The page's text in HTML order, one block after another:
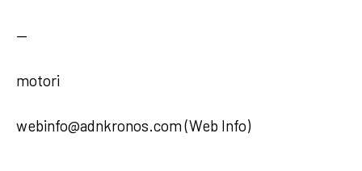
—
motori
webinfo@adnkronos.com (Web Info)